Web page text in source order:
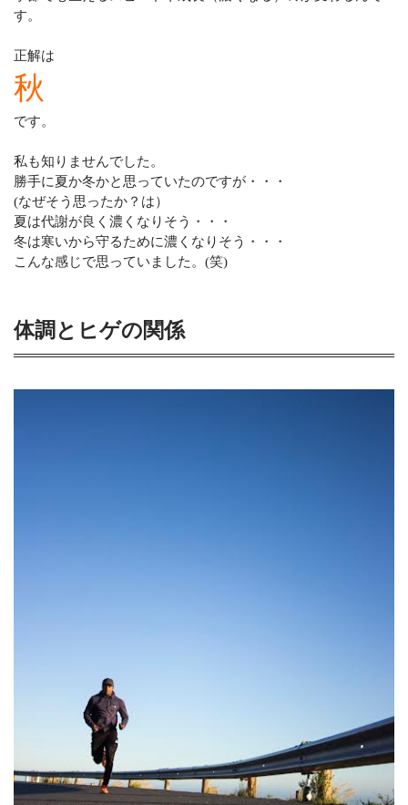
す。
正解は
秋
です。
私も知りませんでした。
勝手に夏か冬かと思っていたのですが・・・
(なぜそう思ったか？は）
夏は代謝が良く濃くなりそう・・・
冬は寒いから守るために濃くなりそう・・・
こんな感じで思っていました。(笑)
体調とヒゲの関係